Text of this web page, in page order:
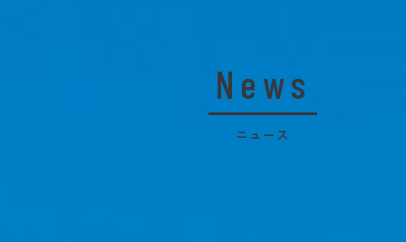
News
ニュース